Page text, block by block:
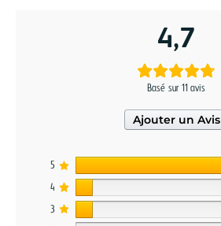
4,7
Basé sur 11 avis
Ajouter un Avis
5
4
3